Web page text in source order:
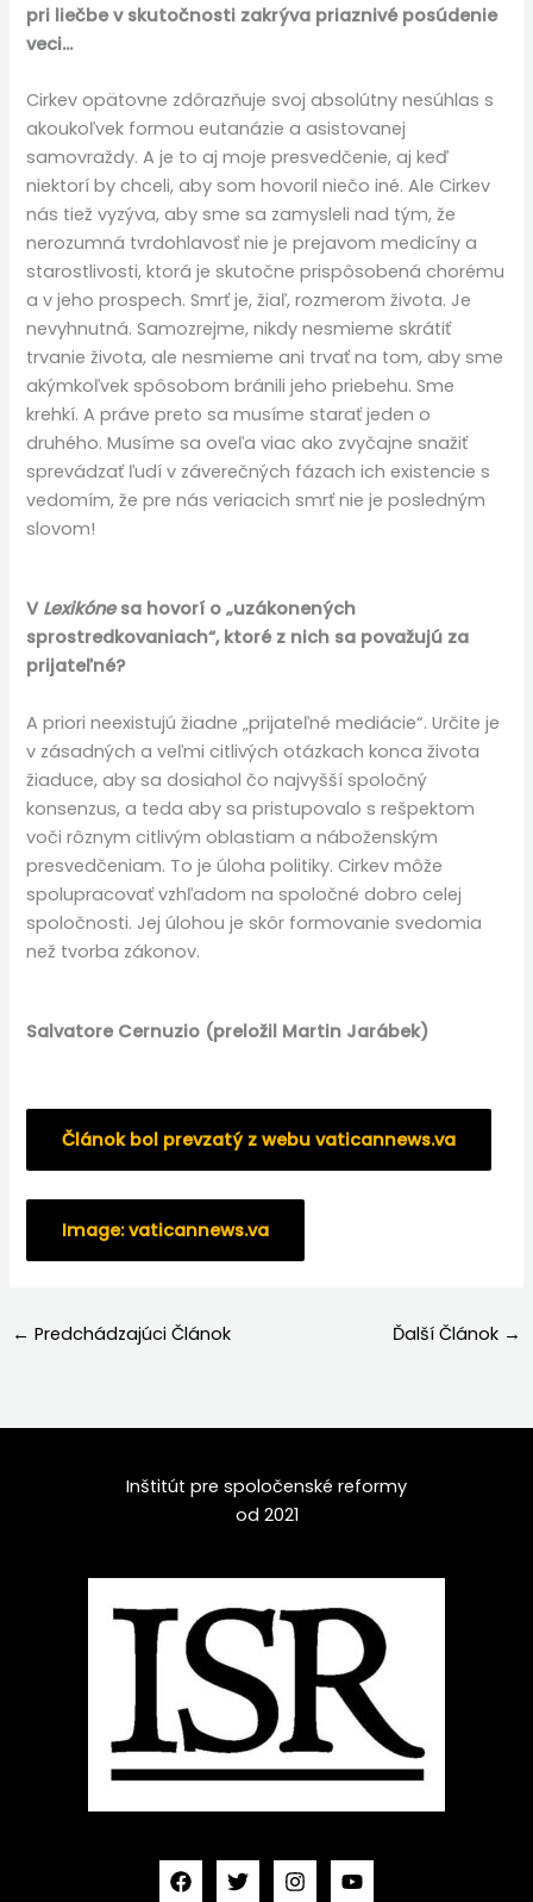
pri liečbe v skutočnosti zakrýva priaznivé posúdenie
veci…
Cirkev opätovne zdôrazňuje svoj absolútny nesúhlas s
akoukoľvek formou eutanázie a asistovanej
samovraždy. A je to aj moje presvedčenie, aj keď
niektorí by chceli, aby som hovoril niečo iné. Ale Cirkev
nás tiež vyzýva, aby sme sa zamysleli nad tým, že
nerozumná tvrdohlavosť nie je prejavom medicíny a
starostlivosti, ktorá je skutočne prispôsobená chorému
a v jeho prospech. Smrť je, žiaľ, rozmerom života. Je
nevyhnutná. Samozrejme, nikdy nesmieme skrátiť
trvanie života, ale nesmieme ani trvať na tom, aby sme
akýmkoľvek spôsobom bránili jeho priebehu. Sme
krehkí. A práve preto sa musíme starať jeden o
druhého. Musíme sa oveľa viac ako zvyčajne snažiť
sprevádzať ľudí v záverečných fázach ich existencie s
vedomím, že pre nás veriacich smrť nie je posledným
slovom!
V Lexikónesa hovorí o „uzákonených
sprostredkovaniach“, ktoré z nich sa považujú za
prijateľné?
A priori neexistujú žiadne „prijateľné mediácie“. Určite je
v zásadných a veľmi citlivých otázkach konca života
žiaduce, aby sa dosiahol čo najvyšší spoločný
konsenzus, a teda aby sa pristupovalo s rešpektom
voči rôznym citlivým oblastiam a náboženským
presvedčeniam. To je úloha politiky. Cirkev môže
spolupracovať vzhľadom na spoločné dobro celej
spoločnosti. Jej úlohou je skôr formovanie svedomia
než tvorba zákonov.
Salvatore Cernuzio (preložil Martin Jarábek)
Článok bol prevzatý z webu vaticannews.va
Image: vaticannews.va
← Predchádzajúci Článok Ďalší Článok →
Inštitút pre spoločenské reformy
od 2021